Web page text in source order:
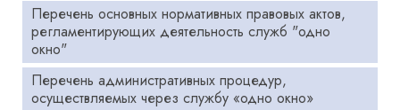
Перечень основных нормативных правовых актов,
регламентирующих деятельность служб "одно
окно"
Перечень административных процедур,
осуществляемых через службу «одно окно»